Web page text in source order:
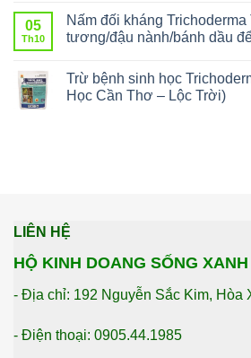
05
Th10
Nấm đối kháng
tương/đậu nành/bánh dầu
Trừ bệnh sinh học
Học Cần Thơ – Lộc Trời)
LIÊN HỆ
HỘ KINH DOANG SỐNG
- Địa chỉ: 192 Nguyễn Sắc Kim, Hòa
- Điện thoại: 0905.44.1985